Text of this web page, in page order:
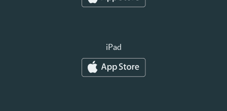
iPad